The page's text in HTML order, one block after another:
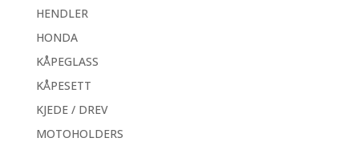
HENDLER
HONDA
KÅPEGLASS
KÅPESETT
KJEDE / DREV
MOTOHOLDERS